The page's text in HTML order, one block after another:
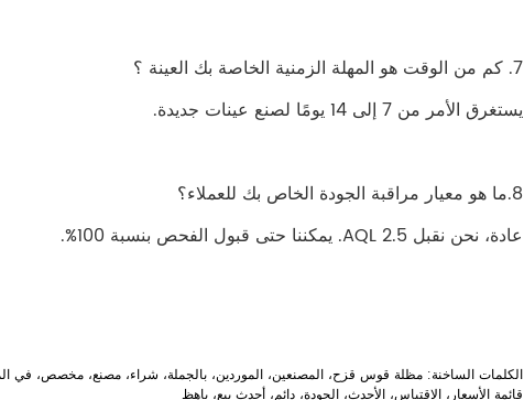
7. كم من الوقت هو المهلة الزمنية الخاصة بك العينة ؟
يستغرق الأمر من 7 إلى 14 يومًا لصنع عينات جديدة.
8.ما هو معيار مراقبة الجودة الخاص بك للعملاء؟
عادة، نحن نقبل AQL 2.5. يمكننا حتى قبول الفحص بنسبة 100%.
الكلمات الساخنة: مظلة قوس قزح، المصنعين، الموردين، بالجملة، شراء، مصنع، مخصص،
قائمة الأسعار، الاقتباس، الأحدث، الجودة، دائم، أحدث بيع، باهِظ